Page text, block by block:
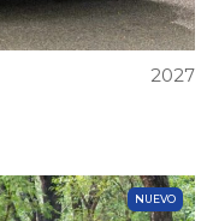
2027
NUEVO